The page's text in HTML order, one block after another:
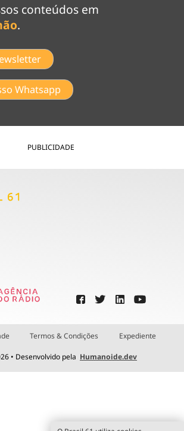
conteúdos em
.
Whatsapp
PUBLICIDADE
Termos & Condições Expediente
• Desenvolvido pela Humanoide.dev